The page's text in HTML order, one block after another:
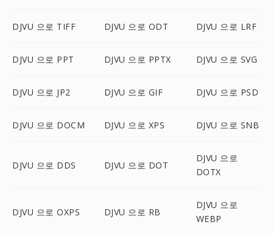
DJVU 으로 TIFF DJVU 으로 ODT DJVU 으로 LRF
DJVU 으로 PPT DJVU 으로 PPTX DJVU 으로 SVG
DJVU 으로 JP2 DJVU 으로 GIF DJVU 으로 PSD
DJVU 으로 DOCM DJVU 으로 XPS DJVU 으로 SNB
DJVU 으로 DDS DJVU 으로 DOT
DJVU 으로
DOTX
DJVU 으로 OXPS DJVU 으로 RB
DJVU 으로
WEBP